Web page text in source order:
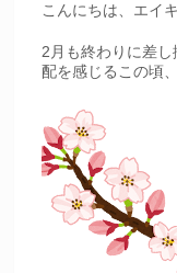
こんにちは、エイ
2月も終わりに差
配を感じるこの頃